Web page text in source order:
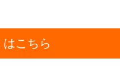
こちら